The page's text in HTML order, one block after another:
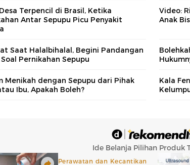
Terpencil di Brasil, Ketika
Antar Sepupu Picu Penyakit
Video:
Anak
Saat Halalbihalal, Begini Pandangan
Pernikahan Sepupu
Menikah dengan Sepupu dari Pihak
Ibu, Apakah Boleh?
Kala